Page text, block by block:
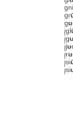
gni
gr
gu
įgl
įgu
įju
įru
įsi
įsi